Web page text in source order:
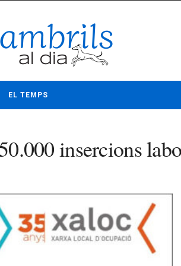
EL TEMPS
insercions